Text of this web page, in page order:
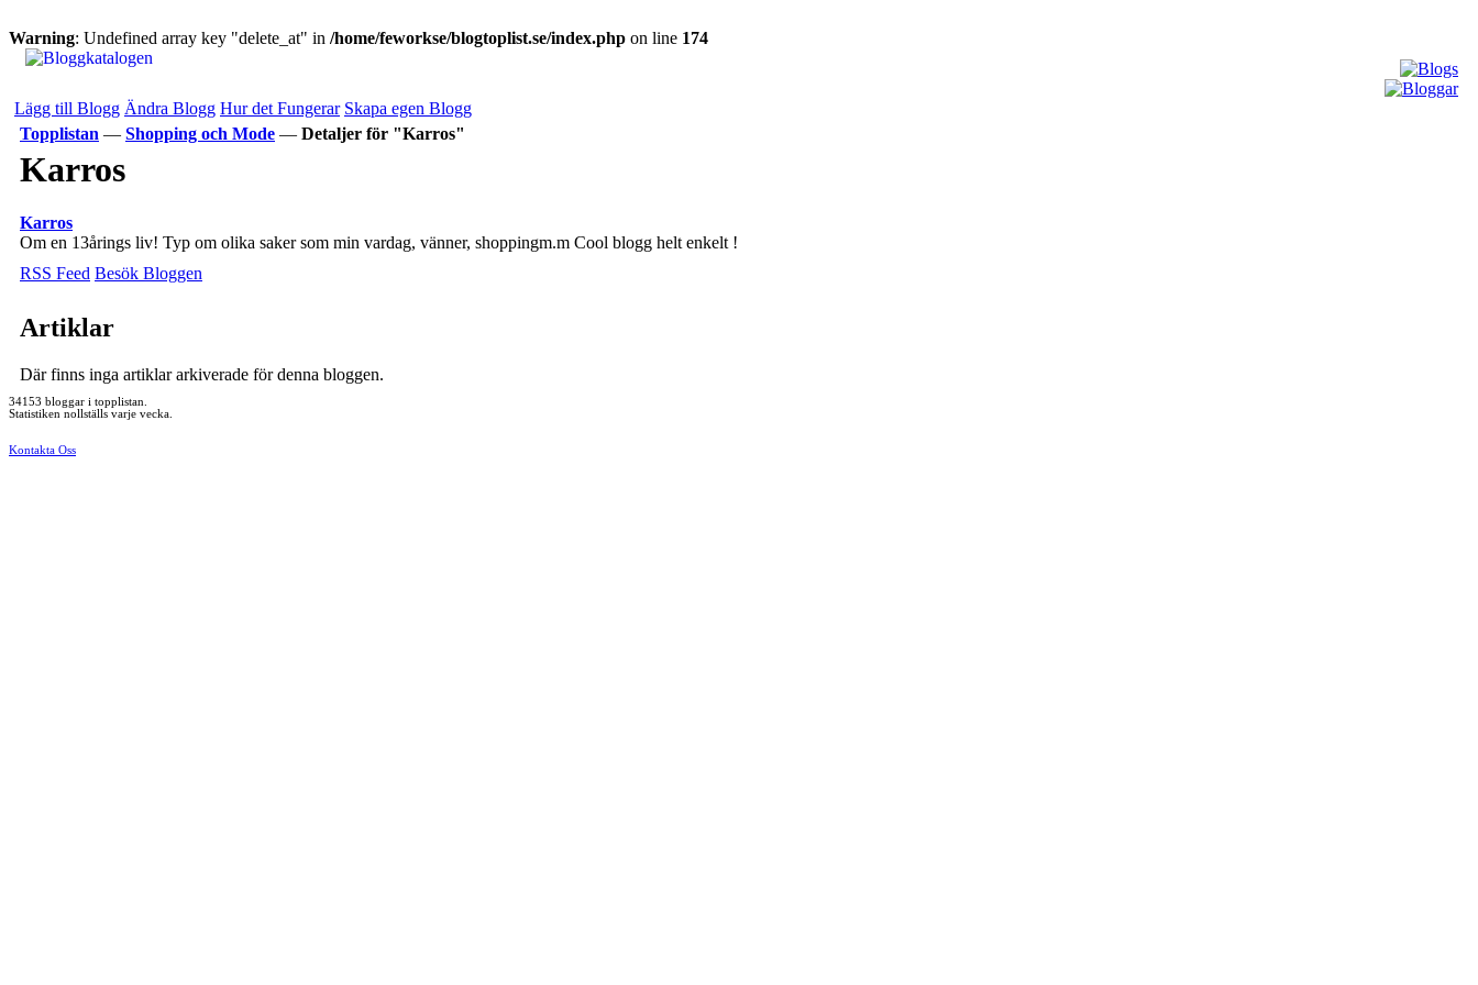
Warning: Undefined array key "delete_at" in /home/feworkse/blogtoplist.se/index.php on line 174
Lägg till Blogg Ändra Blogg Hur det Fungerar Skapa egen Blogg
Topplistan — Shopping och Mode — Detaljer för "Karros"
Karros
Karros
Om en 13årings liv! Typ om olika saker som min vardag, vänner, shoppingm.m Cool blogg helt enkelt !
RSS Feed Besök Bloggen
Artiklar
Där finns inga artiklar arkiverade för denna bloggen.
34153 bloggar i topplistan.
Statistiken nollställs varje vecka.
Kontakta Oss